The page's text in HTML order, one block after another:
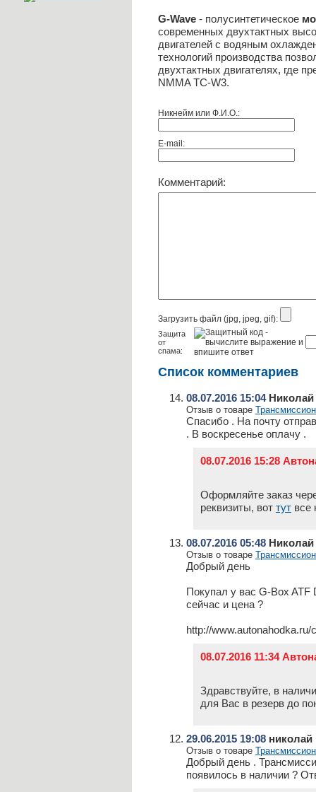
G-Wave - полусинтетическое
современных двухтактных
двигателей с водяным
технологий производства
двухтактных двигателях, где
NMMA TC-W3.
Никнейм или Ф.И.О.:
E-mail:
Комментарий:
Загрузить файл (jpg, jpeg, gif):
Защита
от
спама:
Список комментариев
08.07.2016 15:04Николай
Отзыв о товаре
Спасибо . На почту
. В воскресенье оплачу .
08.07.2016 15:28
Оформляйте заказ
реквизиты, вот тут все
08.07.2016 05:48 Николай
Отзыв о товаре
Добрый день
Покупал у вас G-Box ATF
сейчас и цена ?
http://www.autonahodka.ru/
08.07.2016 11:34
Здравствуйте, в
для Вас в резерв до
29.06.2015 19:08 николай
Отзыв о товаре
Добрый день .
появилось в наличии ?